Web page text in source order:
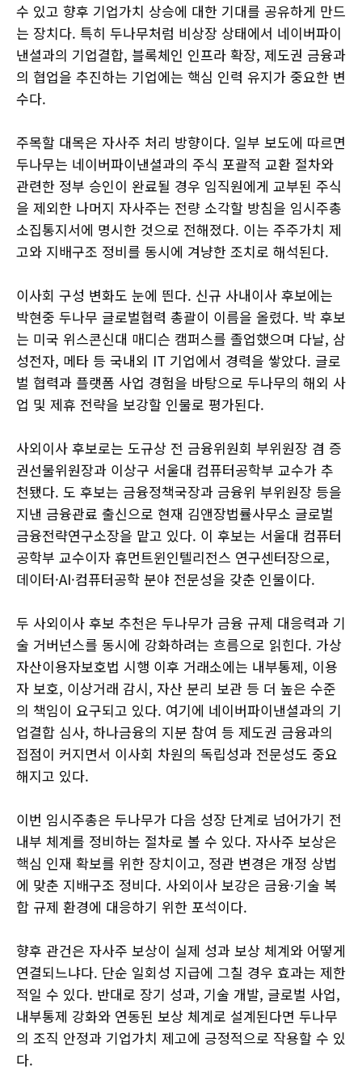
수 있고 향후 기업가치 상승에 대한 기대를 공유하게 만드
는 장치다. 특히 두나무처럼 비상장 상태에서 네이버파이
낸셜과의 기업결합, 블록체인 인프라 확장, 제도권 금융과
의 협업을 추진하는 기업에는 핵심 인력 유지가 중요한 변
수다.
주목할 대목은 자사주 처리 방향이다. 일부 보도에 따르면
두나무는 네이버파이낸셜과의 주식 포괄적 교환 절차와
관련한 정부 승인이 완료될 경우 임직원에게 교부된 주식
을 제외한 나머지 자사주는 전량 소각할 방침을 임시주총
소집통지서에 명시한 것으로 전해졌다. 이는 주주가치 제
고와 지배구조 정비를 동시에 겨냥한 조치로 해석된다.
이사회 구성 변화도 눈에 띈다. 신규 사내이사 후보에는
박현중 두나무 글로벌협력 총괄이 이름을 올렸다. 박 후보
는 미국 위스콘신대 매디슨 캠퍼스를 졸업했으며 다날, 삼
성전자, 메타 등 국내외 IT 기업에서 경력을 쌓았다. 글로
벌 협력과 플랫폼 사업 경험을 바탕으로 두나무의 해외 사
업 및 제휴 전략을 보강할 인물로 평가된다.
사외이사 후보로는 도규상 전 금융위원회 부위원장 겸 증
권선물위원장과 이상구 서울대 컴퓨터공학부 교수가 추
천됐다. 도 후보는 금융정책국장과 금융위 부위원장 등을
지낸 금융관료 출신으로 현재 김앤장법률사무소 글로벌
금융전략연구소장을 맡고 있다. 이 후보는 서울대 컴퓨터
공학부 교수이자 휴먼트윈인텔리전스 연구센터장으로,
데이터·AI·컴퓨터공학 분야 전문성을 갖춘 인물이다.
두 사외이사 후보 추천은 두나무가 금융 규제 대응력과 기
술 거버넌스를 동시에 강화하려는 흐름으로 읽힌다. 가상
자산이용자보호법 시행 이후 거래소에는 내부통제, 이용
자 보호, 이상거래 감시, 자산 분리 보관 등 더 높은 수준
의 책임이 요구되고 있다. 여기에 네이버파이낸셜과의 기
업결합 심사, 하나금융의 지분 참여 등 제도권 금융과의
접점이 커지면서 이사회 차원의 독립성과 전문성도 중요
해지고 있다.
이번 임시주총은 두나무가 다음 성장 단계로 넘어가기 전
내부 체계를 정비하는 절차로 볼 수 있다. 자사주 보상은
핵심 인재 확보를 위한 장치이고, 정관 변경은 개정 상법
에 맞춘 지배구조 정비다. 사외이사 보강은 금융·기술 복
합 규제 환경에 대응하기 위한 포석이다.
향후 관건은 자사주 보상이 실제 성과 보상 체계와 어떻게
연결되느냐다. 단순 일회성 지급에 그칠 경우 효과는 제한
적일 수 있다. 반대로 장기 성과, 기술 개발, 글로벌 사업,
내부통제 강화와 연동된 보상 체계로 설계된다면 두나무
의 조직 안정과 기업가치 제고에 긍정적으로 작용할 수 있
다.